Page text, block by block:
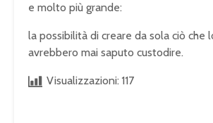
e molto più grande:
la possibilità di creare da sola ciò che
avrebbero mai saputo custodire.
Visualizzazioni: 117